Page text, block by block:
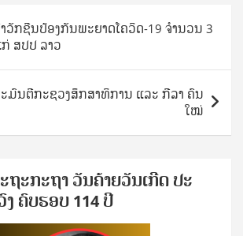
ວັກຊີນປ້ອງກັນພະຍາດໂຄວິດ-19 ຈຳນວນ 3
ສປປ ລາວ
ະມົນຕີກະຊວງສຶກສາທິການ ແລະ ກີລາ ຄົນ
ໃໝ່
ຖະ​ກະ​ຖ​າ ວັນ​ຄ້າຍ​ວັນ​ເກີດ ປ​ະ​
ຄົບ​ຮອບ 114 ປີ